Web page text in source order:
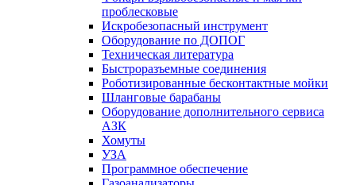
проблесковые
Искробезопасный инструмент
Оборудование по ДОПОГ
Техническая литература
Быстроразъемные соединения
Роботизированные бесконтактные мойки
Шланговые барабаны
Оборудование дополнительного сервиса
АЗК
Хомуты
УЗА
Программное обеспечение